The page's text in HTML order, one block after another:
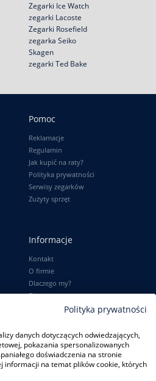
Zegarki Ice Watch
zegarki Lacoste
Zegarki Rosefield
zegarka Seiko
Skagen
zegarki Ted Bake
Pomoc
Reklamacje
Regulamin
Jak kupić na raty?
Polityka prywatności
Serwisy zegarków
Zużyty sprzęt
Informacje
Kontakt
O firmie
Dlaczego my?
Blog
8A/1 80-319 Gdańsk
Polityka prywatności
danych dotyczących odwiedzających,
pokazania spersonalizowanych
doświadczenia na stronie
informacji na temat plików cookie, których